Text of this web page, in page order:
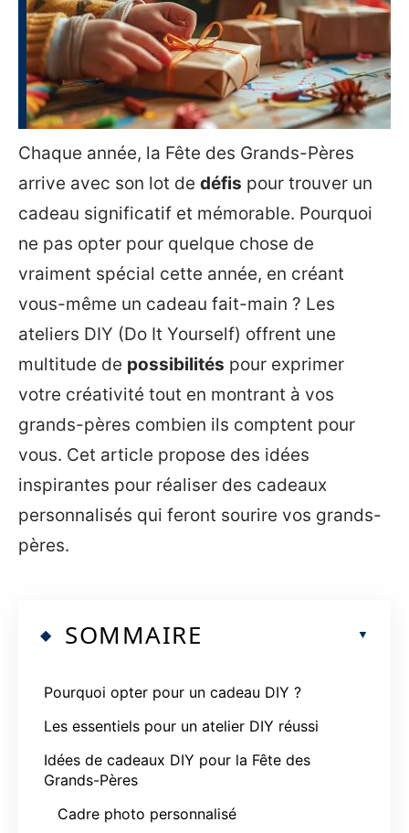
Chaque année, la Fête des Grands-Pères
arrive avec son lot de défis pour trouver un
cadeau significatif et mémorable. Pourquoi
ne pas opter pour quelque chose de
vraiment spécial cette année, en créant
vous-même un cadeau fait-main ? Les
ateliers DIY (Do It Yourself) offrent une
multitude de possibilités pour exprimer
votre créativité tout en montrant à vos
grands-pères combien ils comptent pour
vous. Cet article propose des idées
inspirantes pour réaliser des cadeaux
personnalisés qui feront sourire vos grands-
pères.
SOMMAIRE
Pourquoi opter pour un cadeau DIY ?
Les essentiels pour un atelier DIY réussi
Idées de cadeaux DIY pour la Fête des
Grands-Pères
Cadre photo personnalisé